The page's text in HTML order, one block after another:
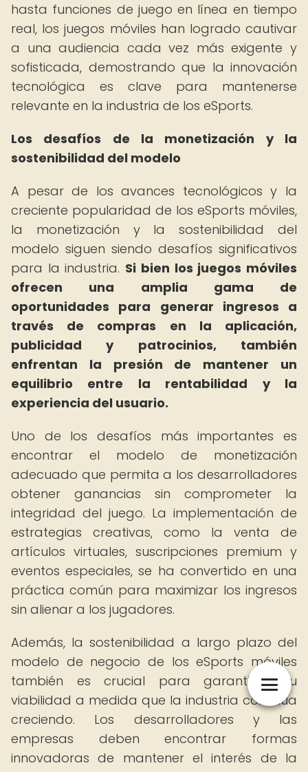
hasta funciones de juego en línea en tiempo
real, los juegos móviles han logrado cautivar
a una audiencia cada vez más exigente y
sofisticada, demostrando que la innovación
tecnológica es clave para mantenerse
relevante en la industria de los eSports.
Los desafíos de la monetización y la
sostenibilidad del modelo
A pesar de los avances tecnológicos y la
creciente popularidad de los eSports móviles,
la monetización y la sostenibilidad del
modelo siguen siendo desafíos significativos
para la industria. Si bien los juegos móviles
ofrecen una amplia gama de
oportunidades para generar ingresos a
través de compras en la aplicación,
publicidad y patrocinios, también
enfrentan la presión de mantener un
equilibrio entre la rentabilidad y la
experiencia del usuario.
Uno de los desafíos más importantes es
encontrar el modelo de monetización
adecuado que permita a los desarrolladores
obtener ganancias sin comprometer la
integridad del juego. La implementación de
estrategias creativas, como la venta de
artículos virtuales, suscripciones premium y
eventos especiales, se ha convertido en una
práctica común para maximizar los ingresos
sin alienar a los jugadores.
Además, la sostenibilidad a largo plazo del
modelo de negocio de los eSports móviles
también es crucial para garantizar su
viabilidad a medida que la industria continúa
creciendo. Los desarrolladores y las
empresas deben encontrar formas
innovadoras de mantener el interés de la